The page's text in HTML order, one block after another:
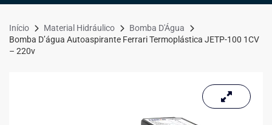
Início Material Hidráulico
Bomba D'Água
Bomba D’água Autoaspirante Ferrari Termoplástica JETP-100 1CV
– 220v